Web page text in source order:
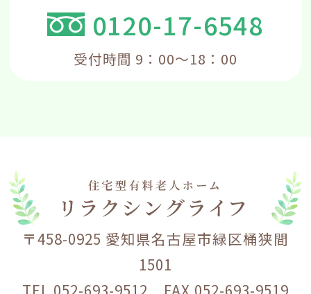
0120-17-6548
受付時間 9：00～18：00
〒458-0925 愛知県名古屋市緑区桶狭間
1501